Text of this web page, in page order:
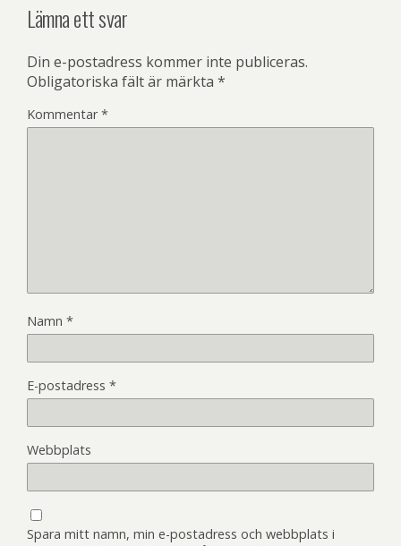
Lämna ett svar
Din e-postadress kommer inte publiceras.
Obligatoriska fält är märkta *
Kommentar*
Namn *
E-postadress *
Webbplats
Spara mitt namn, min e-postadress och webbplats i